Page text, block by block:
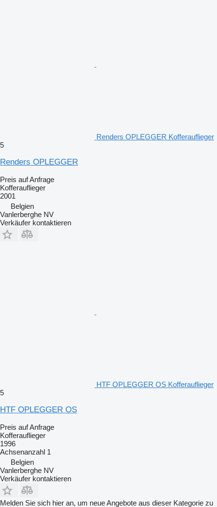
Renders OPLEGGER Kofferauflieger
5
Renders OPLEGGER
Preis auf Anfrage
Kofferauflieger
2001
Belgien
Vanlerberghe NV
Verkäufer kontaktieren
HTF OPLEGGER OS Kofferauflieger
5
HTF OPLEGGER OS
Preis auf Anfrage
Kofferauflieger
1996
Achsenanzahl 1
Belgien
Vanlerberghe NV
Verkäufer kontaktieren
Melden Sie sich hier an, um neue Angebote aus dieser Kategorie zu